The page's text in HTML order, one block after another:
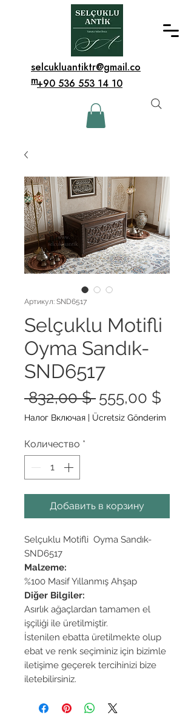
+90 536 553 14 10
selcukluantiktr@gmail.co
m
Артикул: SND6517
Selçuklu Motifli
Oyma Sandık-
SND6517
832,00 $ Обычная
цена
555,00 $
Налог Включая | Ücretsiz Gönderim
Количество *
Добавить в корзину
Selçuklu Motifli Oyma Sandık-
SND6517
Malzeme:
%100 Masif Yıllanmış Ahşap
Diğer Bilgiler:
Asırlık ağaçlardan tamamen el
işçiliği ile üretilmiştir.
İstenilen ebatta üretilmekte olup
ebat ve renk seçiminiz için bizimle
iletişime geçerek tercihinizi bize
iletebilirsiniz.